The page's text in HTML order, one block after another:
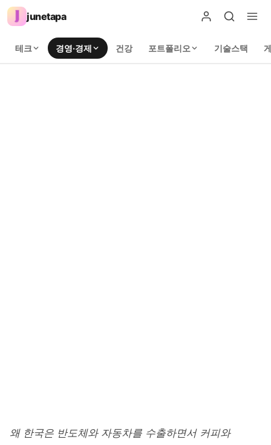
junetapa
테크 경영·경제 건강 포트폴리오 기술스택
왜 한국은 반도체와 자동차를 수출하면서 커피와